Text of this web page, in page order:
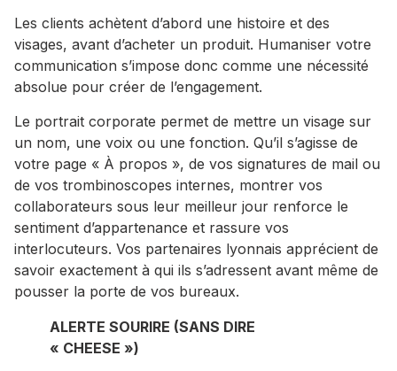
Les clients achètent d’abord une histoire et des
visages, avant d’acheter un produit. Humaniser votre
communication s’impose donc comme une nécessité
absolue pour créer de l’engagement.
Le portrait corporate permet de mettre un visage sur
un nom, une voix ou une fonction. Qu’il s’agisse de
votre page « À propos », de vos signatures de mail ou
de vos trombinoscopes internes, montrer vos
collaborateurs sous leur meilleur jour renforce le
sentiment d’appartenance et rassure vos
interlocuteurs. Vos partenaires lyonnais apprécient de
savoir exactement à qui ils s’adressent avant même de
pousser la porte de vos bureaux.
ALERTE SOURIRE (SANS DIRE
« CHEESE »)